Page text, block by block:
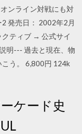
ンライン対戦にも対
発売日： 2002年2月
ティブ → 公式サイ
明--- 過去と現在、物
う。 6,800円 124k
ケード史